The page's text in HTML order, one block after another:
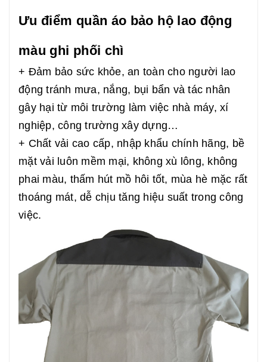
Ưu điểm quần áo bảo hộ lao động
màu ghi phối chì
+ Đảm bảo sức khỏe, an toàn cho người lao
động tránh mưa, nắng, bụi bẩn và tác nhân
gây hại từ môi trường làm việc nhà máy, xí
nghiệp, công trường xây dựng…
+ Chất vải cao cấp, nhập khẩu chính hãng, bề
mặt vải luôn mềm mại, không xù lông, không
phai màu, thấm hút mồ hôi tốt, mùa hè mặc rất
thoáng mát, dễ chịu tăng hiệu suất trong công
việc.